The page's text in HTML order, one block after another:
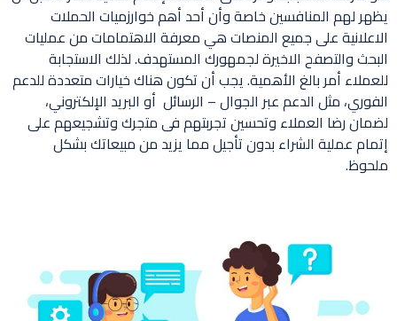
يظهر لهم المنافسين خاصة وأن أحد أهم خوارزميات الحملات
الاعلانية على جميع المنصات هي معرفة الاهتمامات من عمليات
البحث والتصفح الاخيرة لجمهورك المستهدف. لذلك الاستجابة
للعملاء أمر بالغ الأهمية. يجب أن تكون هناك خيارات متعددة للدعم
الفوري، مثل الدعم عبر الجوال – الرسائل أو البريد الإلكتروني،
لضمان رضا العملاء وتحسين تجربتهم فى متجرك وتشجيعهم على
إتمام عملية الشراء بدون تأجيل مما يزيد من مبيعاتك بشكل
ملحوظ.